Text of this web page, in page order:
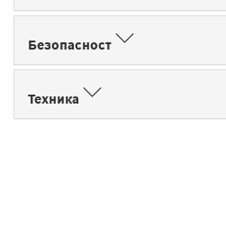
Безопасност
Техника